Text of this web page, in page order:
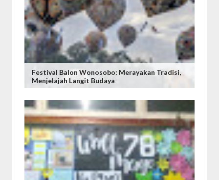
Festival Balon Wonosobo: Merayakan Tradisi,
Menjelajah Langit Budaya